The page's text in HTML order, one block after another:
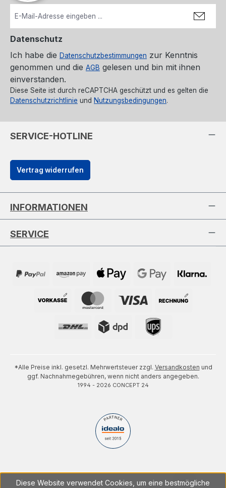
Datenschutz
Ich habe die Datenschutzbestimmungen zur Kenntnis
genommen und die AGB gelesen und bin mit ihnen
einverstanden.
Diese Seite ist durch reCAPTCHA geschützt und es gelten die
Datenschutzrichtlinie und Nutzungsbedingungen.
SERVICE-HOTLINE
Vertrag widerrufen
INFORMATIONEN
SERVICE
*Alle Preise inkl. gesetzl. Mehrwertsteuer zzgl. Versandkosten und
ggf. Nachnahmegebühren, wenn nicht anders angegeben.
1994 - 2026 CONCEPT 24
Diese Website verwendet Cookies, um eine bestmögliche